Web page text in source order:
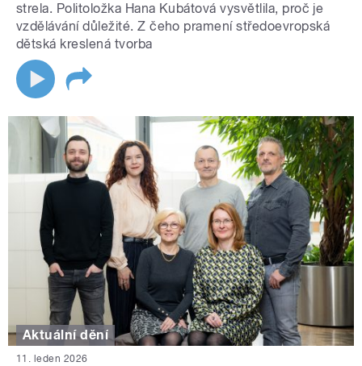
strela. Politoložka Hana Kubátová vysvětlila, proč je
vzdělávání důležité. Z čeho pramení středoevropská
dětská kreslená tvorba
Aktuální dění
11. leden 2026